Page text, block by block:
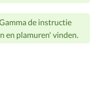
de instructie
en plamuren' vinden.